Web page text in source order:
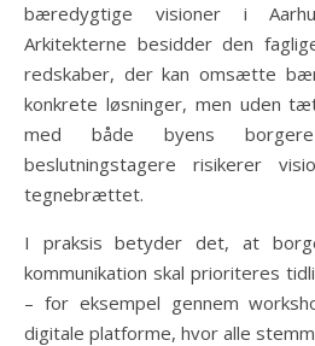
bæredygtige visioner i
Arkitekterne besidder den
redskaber, der kan omsætte
konkrete løsninger, men uden
med både byens
beslutningstagere risikerer
tegnebrættet.
I praksis betyder det, at
kommunikation skal prioriteres
– for eksempel gennem
digitale platforme, hvor alle